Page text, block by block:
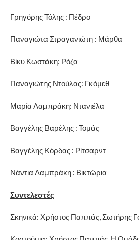
Γρηγόρης Τόλης : Πέδρο
Παναγιώτα Στραγανιώτη : Μάρθα
Βίκυ Κωστάκη: Ρόζα
Παναγιώτης Ντούλας: Γκόμεθ
Μαρία Λαμπράκη: Ντανιέλα
Βαγγέλης Βαρέλης : Τομάς
Βαγγέλης Κόρδας : Ρίτσαρντ
Νάντια Λαμπράκη : Βικτώρια
Συντελεστές
Σκηνικά: Χρήστος Παππάς, Σωτήρης